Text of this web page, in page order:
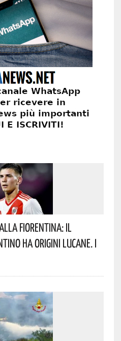
Fiorentina: Il
Ha Origini Lucane. I